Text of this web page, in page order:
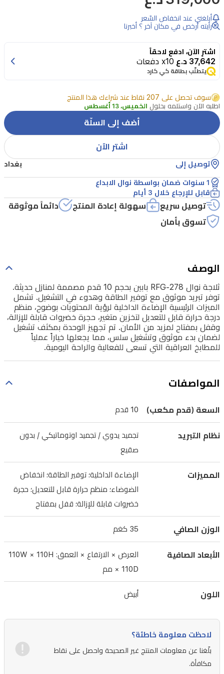
278
بابين
10
قدم
لمنازل
حديثة.
توفر
تبريد
موثوق
مع
توفير
الطاقة
وهدوء
تشمل
الرئيسية
الإضاءة
الداخلية
لرؤية
المحتويات
منظم
حرارة
قابل
لتخزين
متغير،
للإزالة،
وقفل
لمزيد
من
الوحدة
أبلغني عند انخفاض السّعر
رأيته أرخص في مكان آخر ؟ أخبرنا
اشترِ الآن، ادفع لاحقاً
37,642 د.ع x10 دفعات
يتطلّب بطاقة كي كارد
سوف تحصل على 207 نقاط عند شراءك هذا المنتج
اطلبه الآن واستلمه بحلول الخميس، 13 أغسطس
أضف إلى السلّة
اشتر الآن
توصيل إلى بغداد
1 سنوات ضمان بواسطة نوال الابداع
قابل للإرجاع خلال 3 أيام
توصيل سريع سهولة إعادة المنتج
دائماً موثوقة
تسوق بأمان
الوصف
ثلاجة نوال RFG-278 بابين بحجم 10 قدم مصممة لمنازل حديثة.
توفر تبريد موثوق مع توفير الطاقة وهدوء في التشغيل. تشمل
الميزات الرئيسية الإضاءة الداخلية لرؤية المحتويات بوضوح، منظم
درجة حرارة قابل للتعديل لتخزين متغير، حجرة خضروات قابلة للإزالة،
وقفل بمفتاح لمزيد من الأمان. تم تجهيز الوحدة بمكثف تشغيل
لضمان بدء موثوق وتشغيل سلس، مما يجعلها خياراً عملياً
للمطابخ العراقية التي تسعى للفعالية والراحة اليومية.
المواصفات
السعة (قدم مكعب) 10 قدم
نظام التبريد
تجميد يدوي / تجميد اوتوماتيكي / بدون
صقيع
المميزات
الإضاءة الداخلية؛ توفير الطاقة؛ انخفاض
الضوضاء؛ منظم حرارة قابل للتعديل؛ حجرة
خضروات قابلة للإزالة؛ قفل بمفتاح
الوزن الصافي 35 كغم
الأبعاد الصافية
العرض × الارتفاع × العمق: 110W × 110H
× 110D مم
اللون أبيض
لاحظت معلومة خاطئة؟
بلّغنا عن معلومات المنتج غير الصحيحة واحصل على نقاط
مكافأة.